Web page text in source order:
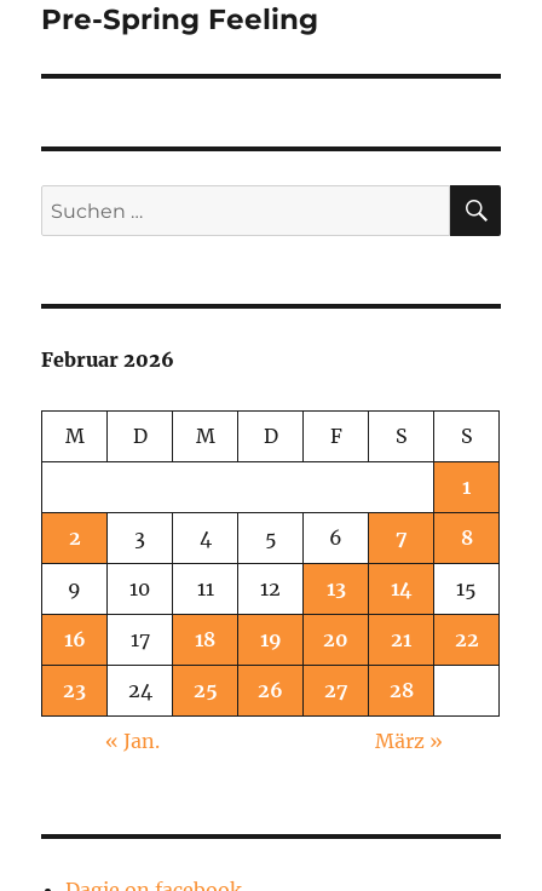
Nächster
Pre-Spring Feeling
Suchen
nach:
Februar 2026
M D M D F S S
1
2 3 4 5 6 7 8
9 10 11 12 13 14 15
16 17 18 19 20 21 22
23 24 25 26 27 28
« Jan. März »